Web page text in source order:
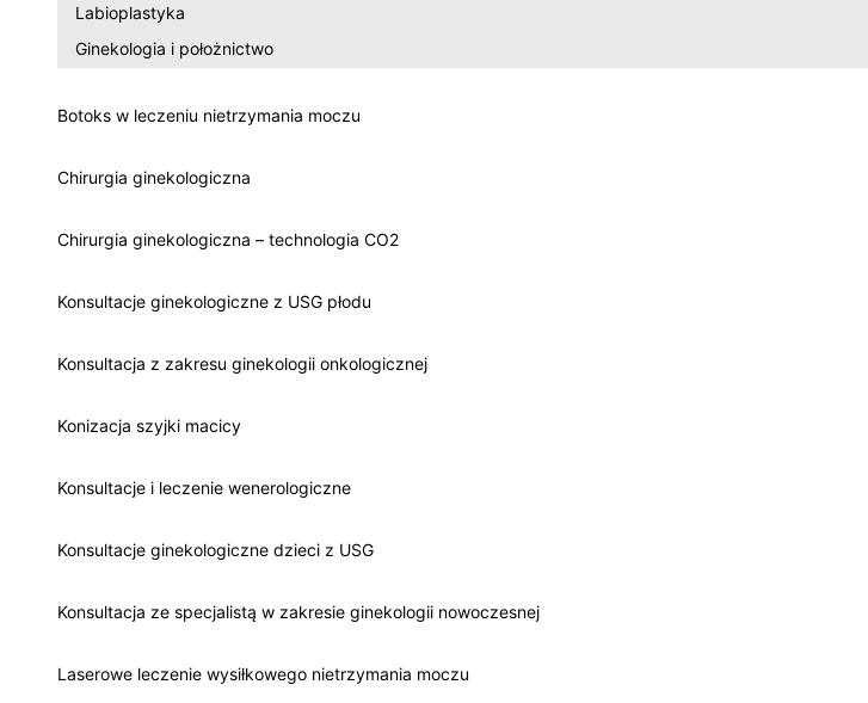
Labioplastyka
Ginekologia i położnictwo
Botoks w leczeniu nietrzymania moczu
Chirurgia ginekologiczna
Chirurgia ginekologiczna – technologia CO2
Konsultacje ginekologiczne z USG płodu
Konsultacja z zakresu ginekologii onkologicznej
Konizacja szyjki macicy
Konsultacje i leczenie wenerologiczne
Konsultacje ginekologiczne dzieci z USG
Konsultacja ze specjalistą w zakresie ginekologii nowoczesnej
Laserowe leczenie wysiłkowego nietrzymania moczu